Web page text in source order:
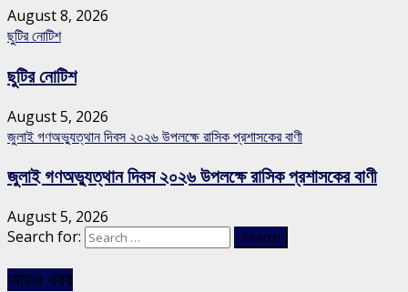
August 8, 2026
ছুটির নোটিশ
ছুটির নোটিশ
August 5, 2026
জুলাই গণঅভ্যুত্থান দিবস ২০২৬ উপলক্ষে রাসিক প্রশাসকের বাণী
জুলাই গণঅভ্যুত্থান দিবস ২০২৬ উপলক্ষে রাসিক প্রশাসকের বাণী
August 5, 2026
Search for:
আরও খবর